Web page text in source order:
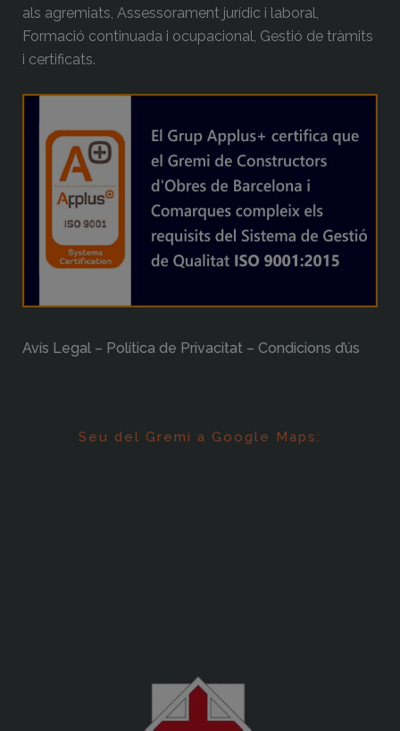
als agremiats, Assessorament jurídic i laboral,
Formació continuada i ocupacional, Gestió de tràmits
i certificats.
Avís Legal – Política de Privacitat – Condicions d’ús
Seu del Gremi a Google Maps: